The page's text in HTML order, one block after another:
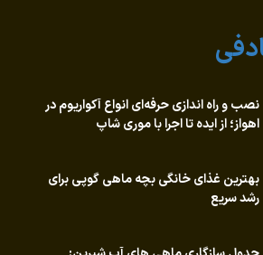
نصب و راه‌ اندازی حرفه‌ای انواع آکواریوم در
اهواز؛ از ایده تا اجرا با موری شاپ
بهترین غذای خانگی بچه ماهی گوپی برای
رشد سریع